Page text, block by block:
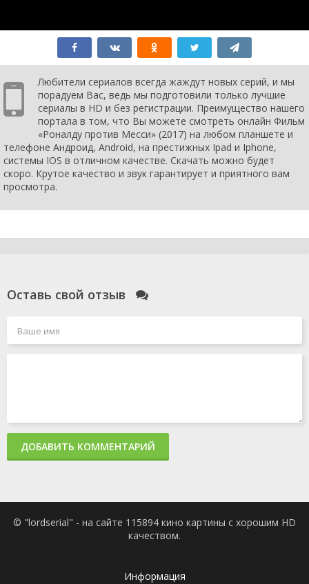
Любители сериалов всегда жаждут новых серий, и мы
порадуем Вас, ведь мы подготовили только лучшие
сериалы в HD и без регистрации. Преимущество нашего
портала в том, что Вы можете смотреть онлайн Фильм
«Роналду против Месси» (2017) на любом планшете и
телефоне Андроид, Android, на престижных Ipad и Iphone,
системы IOS в отличном качестве. Скачать можно будет
скоро. Крутое качество и звук гарантирует и приятного вам
просмотра.
Оставь свой отзыв
ДОБАВИТЬ КОММЕНТАРИЙ
© "lordserial" - на сайте 115894 кино картины с хорошим HD
качеством.
Информация